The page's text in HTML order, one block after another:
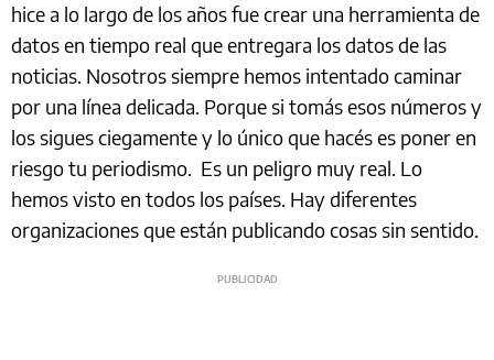
hice a lo largo de los años fue crear una herramienta de
datos en tiempo real que entregara los datos de las
noticias. Nosotros siempre hemos intentado caminar
por una línea delicada. Porque si tomás esos números y
los sigues ciegamente y lo único que hacés es poner en
riesgo tu periodismo. Es un peligro muy real. Lo
hemos visto en todos los países. Hay diferentes
organizaciones que están publicando cosas sin sentido.